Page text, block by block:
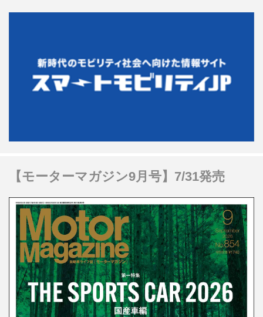
【モーターマガジン9月号】7/31発売